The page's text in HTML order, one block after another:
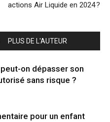
actions Air Liquide en 2024 ?
PLUS DE L'AUTEUR
on dépasser son
sans risque ?
pour un enfant